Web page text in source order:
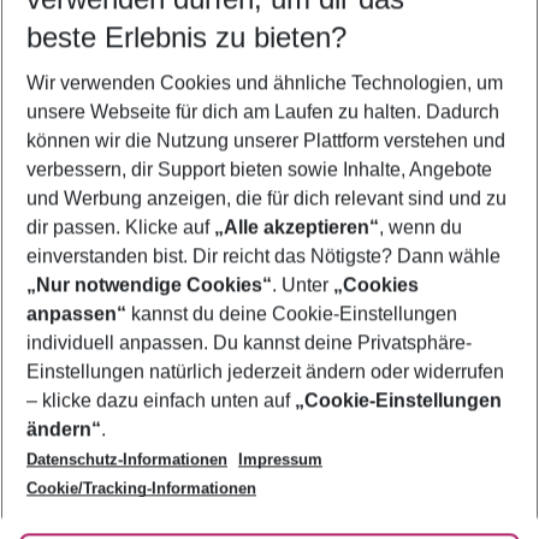
5-8 Nächte
2 Erwachsene Keine Kinder
Mehr Filter anzeigen
Footer
Footer navigation
Über uns
AGB
Bestpreisgarantie
Cookie-Einstellungen ändern
Cookie-Richtlinie
Agenturbetreuung
Barrierefreies Reisen
Folge uns
beste Erlebnis zu bieten?
Wir verwenden Cookies und ähnliche Technologien, um
unsere Webseite für dich am Laufen zu halten. Dadurch
können wir die Nutzung unserer Plattform verstehen und
verbessern, dir Support bieten sowie Inhalte, Angebote
und Werbung anzeigen, die für dich relevant sind und zu
dir passen. Klicke auf „Alle akzeptieren“, wenn du
einverstanden bist. Dir reicht das Nötigste? Dann wähle
„Nur notwendige Cookies“. Unter „Cookies
anpassen“ kannst du deine Cookie-Einstellungen
individuell anpassen. Du kannst deine Privatsphäre-
Einstellungen natürlich jederzeit ändern oder widerrufen
– klicke dazu einfach unten auf „Cookie-Einstellungen
ändern“.
Datenschutz-Informationen
Impressum
Cookie/Tracking-Informationen